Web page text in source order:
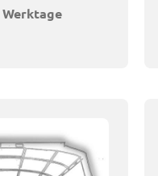
Werktage